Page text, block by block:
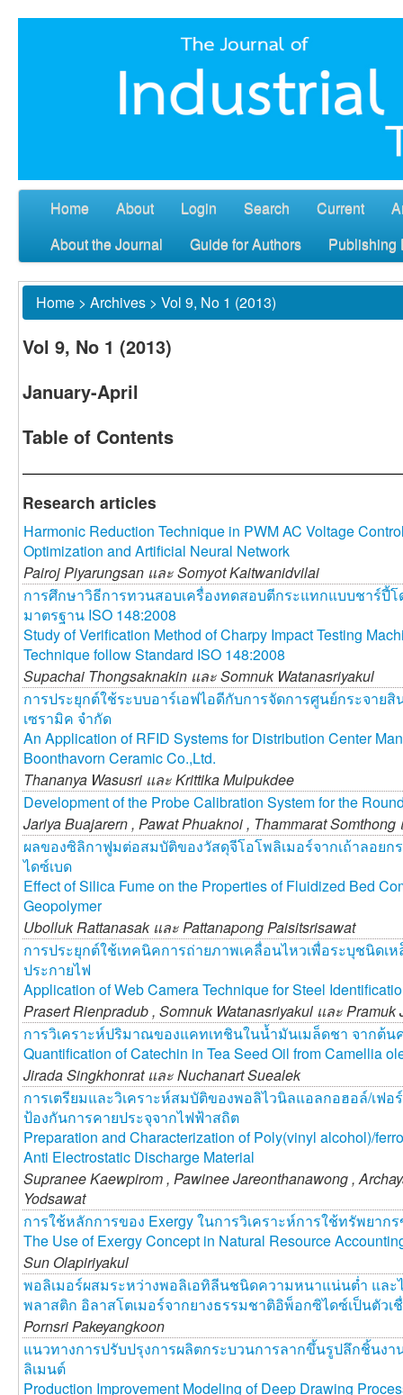
Home About Login Search Current
About the Journal
Guide for Authors Publishing
Home > Archives > Vol 9, No 1 (2013)
Vol 9, No 1 (2013)
January-April
Table of Contents
Research articles
Harmonic Reduction Technique in PWM AC Voltage
Optimization and Artificial Neural Network
Pairoj Piyarungsan และSomyot Kaitwanidvilai
การศึกษาวิธีการทวนสอบเครื่องทดสอบตีกระแทกแบบชาร์ปี้
มาตรฐาน ISO 148:2008
Study of Verification Method of Charpy Impact Testing
Technique follow Standard ISO 148:2008
Supachai Thongsaknakin และSomnuk Watanasriyakul
การประยุกต์ใช้ระบบอาร์เอฟไอดีกับการจัดการศูนย์กระจา
เซรามิค จำกัด
An Application of RFID Systems for Distribution Center
Boonthavorn Ceramic Co.,Ltd.
Thananya Wasusri และKrittika Mulpukdee
Development of the Probe Calibration System for the
Jariya Buajarern , Pawat Phuaknoi , Thammarat
ผลของซิลิกาฟูมต่อสมบัติของวัสดุจีโอโพลิเมอร์จากเถ้าลอยก
ไดซ์เบด
Effect of Silica Fume on the Properties of Fluidized Bed
Geopolymer
Ubolluk Rattanasak และPattanapong Paisitsrisawat
การประยุกต์ใช้เทคนิคการถ่ายภาพเคลื่อนไหวเพื่อระบุชนิดเ
ประกายไฟ
Application of Web Camera Technique for Steel
Prasert Rienpradub , Somnuk Watanasriyakul และPramuk
การวิเคราะห์ปริมาณของแคทเทชินในน้ำมันเมล็ดชา จากต้นค
Quantification of Catechin in Tea Seed Oil from Camellia
Jirada Singkhonrat และNuchanart Suealek
การเตรียมและวิเคราะห์สมบัติของพอลิไวนิลแอลกอฮอล์/เฟอ
ป้องกันการคายประจุจากไฟฟ้าสถิต
Preparation and Characterization of Poly(vinyl alcohol)/
Anti Electrostatic Discharge Material
Supranee Kaewpirom , Pawinee Jareonthanawong ,
Yodsawat
การใช้หลักการของ Exergy ในการวิเคราะห์การใช้ทรัพยาก
The Use of Exergy Concept in Natural Resource
Sun Olapiriyakul
พอลิเมอร์ผสมระหว่างพอลิเอทิลีนชนิดความหนาแน่นต่ำ และ
พลาสติก อิลาสโตเมอร์จากยางธรรมชาติอิพ็อกซิไดซ์เป็นตัวเ
Pornsri Pakeyangkoon
แนวทางการปรับปรุงการผลิตกระบวนการลากขึ้นรูปลึกชิ้นงา
ลิเมนต์
Production Improvement Modeling of Deep Drawing